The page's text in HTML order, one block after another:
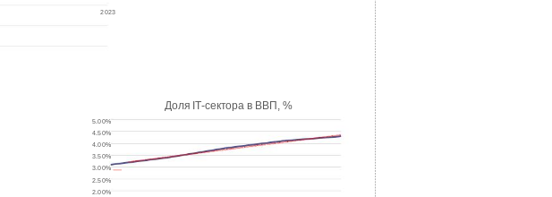
2023
Доля IT-сектора в ВВП, %
5.00%
4.50%
4.00%
3.50%
3.00%
2.50%
2.00%